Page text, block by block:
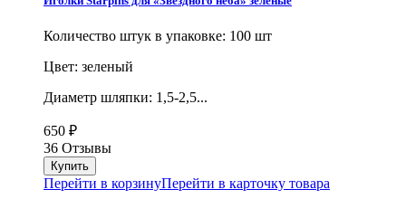
Количество штук в упаковке: 100 шт
Цвет: зеленый
Диаметр шляпки: 1,5-2,5...
650 ₽
36 Отзывы
Перейти в корзинуПерейти в карточку товара